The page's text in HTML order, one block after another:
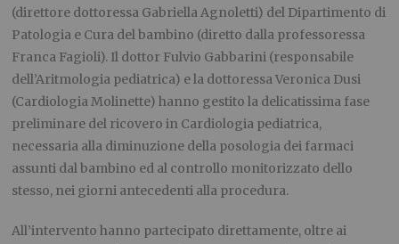
(direttore dottoressa Gabriella Agnoletti) del Dipartimento di
Patologia e Cura del bambino (diretto dalla professoressa
Franca Fagioli). Il dottor Fulvio Gabbarini (responsabile
dell’Aritmologia pediatrica) e la dottoressa Veronica Dusi
(Cardiologia Molinette) hanno gestito la delicatissima fase
preliminare del ricovero in Cardiologia pediatrica,
necessaria alla diminuzione della posologia dei farmaci
assunti dal bambino ed al controllo monitorizzato dello
stesso, nei giorni antecedenti alla procedura.
All’intervento hanno partecipato direttamente, oltre ai